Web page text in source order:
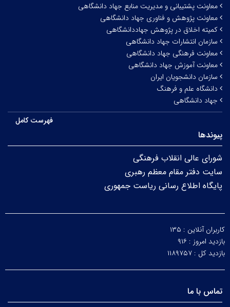
معاونت پشتیبانی و مدیریت منابع جهاد دانشگاهی
معاونت پژوهش و فناوری جهاد دانشگاهی
کمیته اخلاق در پژوهش جهاددانشگاهی
سازمان انتشارات جهاد دانشگاهی
معاونت فرهنگی جهاد دانشگاهی
معاونت آموزش جهاد دانشگاهی
سازمان دانشجویان ایران
دانشگاه علم و فرهنگ
جهاد دانشگاهی
فهرست کامل
پیوندها
شورای عالی انقلاب فرهنگی
سایت دفتر مقام معظم رهبری
پایگاه اطلاع رسانی ریاست جمهوری
کاربران آنلاین : ۱۳۵
بازدید امروز : ۹۱۶
بازدید کل : ۱۱۸۹۷۵۷
تماس با ما